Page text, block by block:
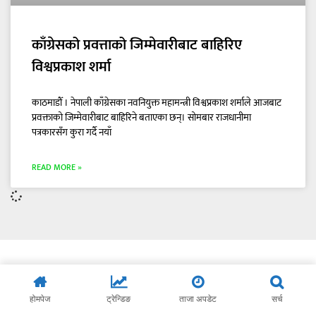
काँग्रेसको प्रवत्ताको जिम्मेवारीबाट बाहिरिए
विश्वप्रकाश शर्मा
काठमाडौँ । नेपाली काँग्रेसका नवनियुक्त महामन्त्री विश्वप्रकाश शर्माले आजबाट
प्रवक्ताको जिम्मेवारीबाट बाहिरिने बताएका छन्। सोमबार राजधानीमा
पत्रकारसँग कुरा गर्दै नयाँ
READ MORE »
होमपेज ट्रेन्डिङ ताजा अपडेट सर्च